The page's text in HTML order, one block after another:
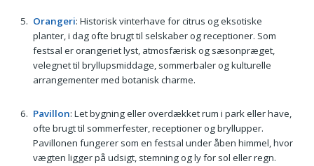
Orangeri: Historisk vinterhave for citrus og eksotiske
planter, i dag ofte brugt til selskaber og receptioner. Som
festsal er orangeriet lyst, atmosfærisk og sæsonpræget,
velegnet til bryllupsmiddage, sommerbaler og kulturelle
arrangementer med botanisk charme.
Pavillon: Let bygning eller overdækket rum i park eller have,
ofte brugt til sommerfester, receptioner og bryllupper.
Pavillonen fungerer som en festsal under åben himmel, hvor
vægten ligger på udsigt, stemning og ly for sol eller regn.